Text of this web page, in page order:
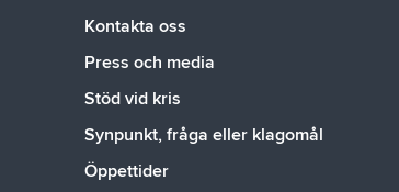
Kontakta oss
Press och media
Stöd vid kris
Synpunkt, fråga eller klagomål
Öppettider